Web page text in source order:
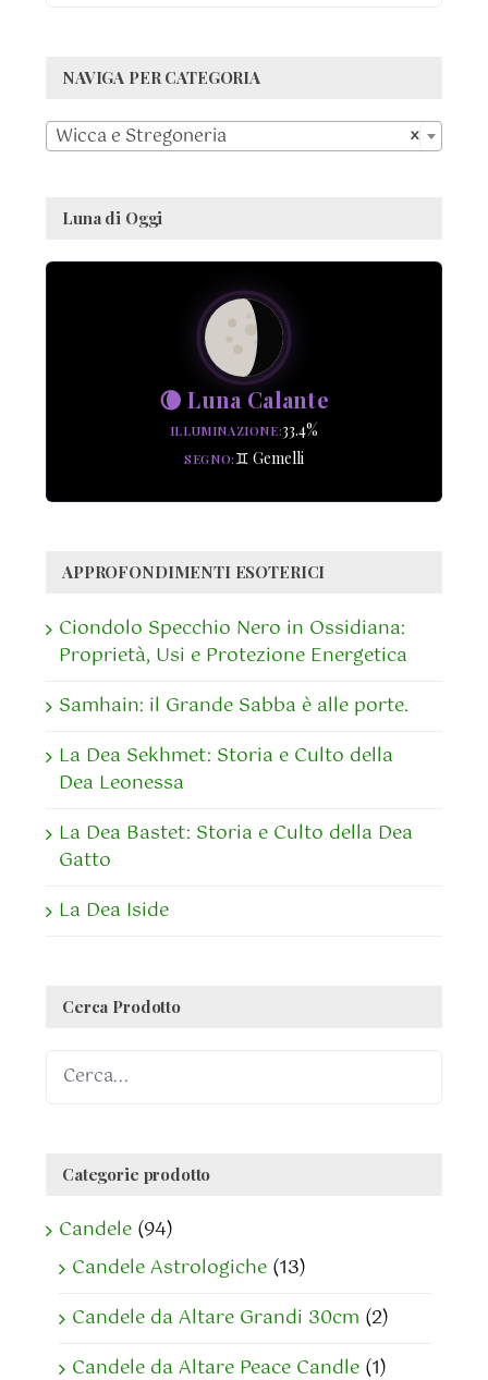
NAVIGA PER CATEGORIA
×
Wicca e Stregoneria
Luna di Oggi
🌘 Luna Calante
ILLUMINAZIONE 33.4%
SEGNO ♊ Gemelli
APPROFONDIMENTI ESOTERICI
Ciondolo Specchio Nero in Ossidiana:
Proprietà, Usi e Protezione Energetica
Samhain: il Grande Sabba è alle porte.
La Dea Sekhmet: Storia e Culto della
Dea Leonessa
La Dea Bastet: Storia e Culto della Dea
Gatto
La Dea Iside
Cerca Prodotto
Categorie prodotto
Candele (94)
Candele Astrologiche (13)
Candele da Altare Grandi 30cm (2)
Candele da Altare Peace Candle (1)